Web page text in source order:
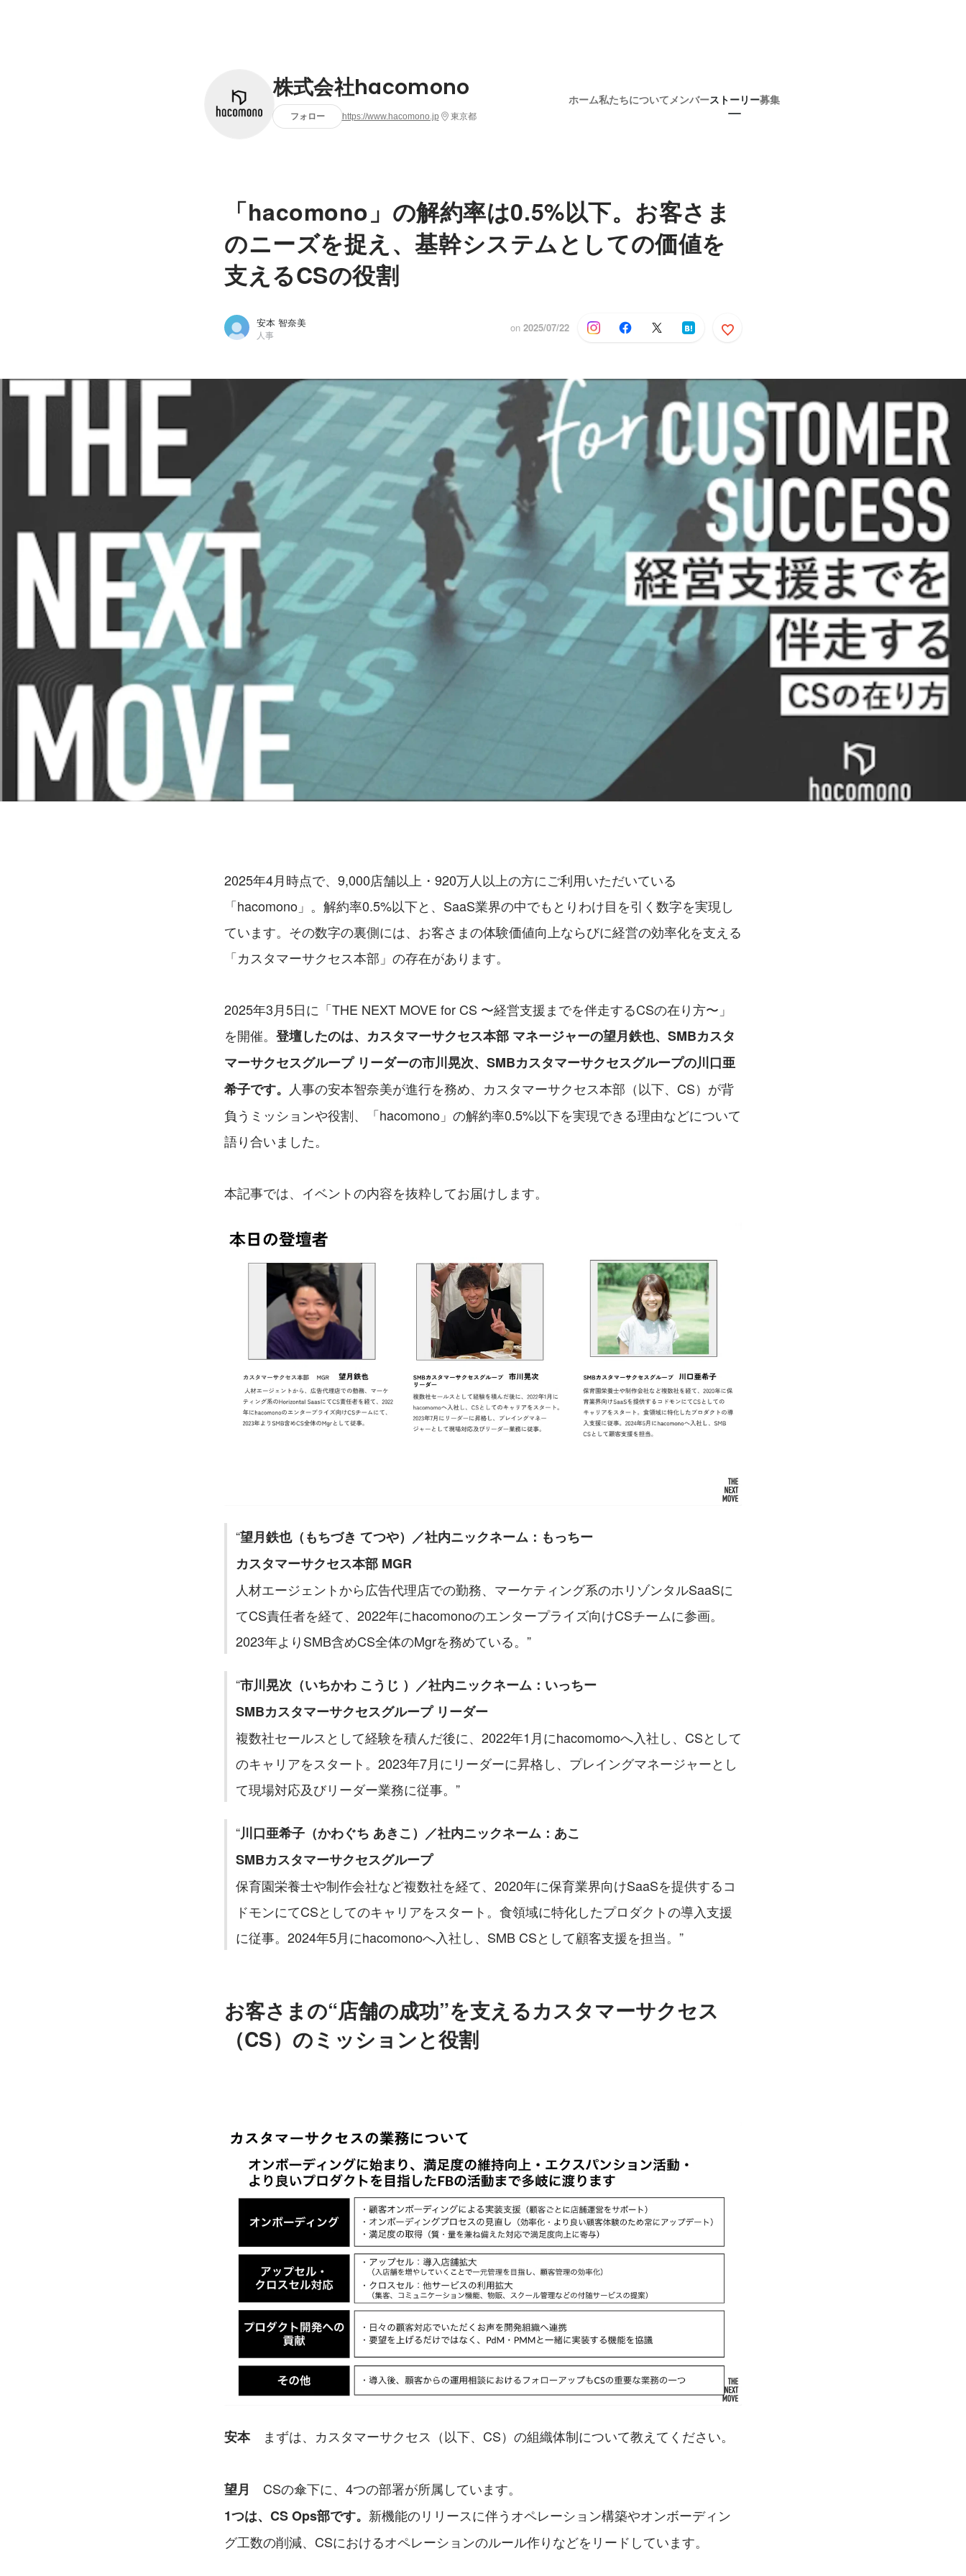
株式会社hacomono
フォロー https://www.hacomono.jp 東京都
ホーム私たちについて メンバーストーリー募集
「hacomono」の解約率は0.5%以下。お客さま
のニーズを捉え、基幹システムとしての価値を
支えるCSの役割
安本 智奈美
人事
on 2025/07/22
2025年4月時点で、9,000店舗以上・920万人以上の方にご利用いただいている
「hacomono」。解約率0.5%以下と、SaaS業界の中でもとりわけ目を引く数字を実現し
ています。その数字の裏側には、お客さまの体験価値向上ならびに経営の効率化を支える
「カスタマーサクセス本部」の存在があります。
2025年3月5日に「THE NEXT MOVE for CS 〜経営支援までを伴走するCSの在り方〜」
を開催。 登壇したのは、カスタマーサクセス本部 マネージャーの望月鉄也、SMBカスタ
マーサクセスグループ リーダーの市川晃次、SMBカスタマーサクセスグループの川口亜
希子です。 人事の安本智奈美が進行を務め、カスタマーサクセス本部（以下、CS）が背
負うミッションや役割、「hacomono」の解約率0.5%以下を実現できる理由などについて
語り合いました。
本記事では、イベントの内容を抜粋してお届けします。
望月鉄也（もちづき てつや）／社内ニックネーム：もっちー
カスタマーサクセス本部 MGR
人材エージェントから広告代理店での勤務、マーケティング系のホリゾンタルSaaSに
てCS責任者を経て、2022年にhacomonoのエンタープライズ向けCSチームに参画。
2023年よりSMB含めCS全体のMgrを務めている。
市川晃次（いちかわ こうじ ）／社内ニックネーム：いっちー
SMBカスタマーサクセスグループ リーダー
複数社セールスとして経験を積んだ後に、2022年1月にhacomomoへ入社し、CSとして
のキャリアをスタート。2023年7月にリーダーに昇格し、プレイングマネージャーとし
て現場対応及びリーダー業務に従事。
川口亜希子（かわぐち あきこ）／社内ニックネーム：あこ
SMBカスタマーサクセスグループ
保育園栄養士や制作会社など複数社を経て、2020年に保育業界向けSaaSを提供するコ
ドモンにてCSとしてのキャリアをスタート。食領域に特化したプロダクトの導入支援
に従事。2024年5月にhacomonoへ入社し、SMB CSとして顧客支援を担当。
お客さまの“店舗の成功”を支えるカスタマーサクセス
（CS）のミッションと役割
安本 まずは、カスタマーサクセス（以下、CS）の組織体制について教えてください。
望月
CSの傘下に、4つの部署が所属しています。
1つは、CS Ops部です。 新機能のリリースに伴うオペレーション構築やオンボーディン
グ工数の削減、CSにおけるオペレーションのルール作りなどをリードしています。
安本 智奈美
株式会社hacomono / 人事